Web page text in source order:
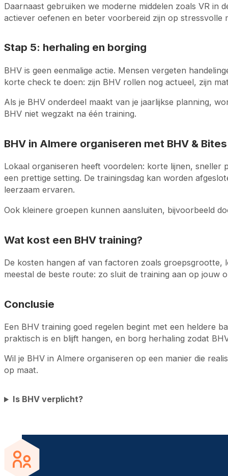
Daarnaast gebruiken we moderne middelen zoals VR in
actiever oefenen en beter voorbereid zijn op stressvolle
Stap 5: herhaling en borging
BHV is geen eenmalige actie. Mensen vergeten
korte check te doen: zijn BHV rollen nog actueel, zijn
Als je BHV onderdeel maakt van je jaarlijkse planning,
BHV niet wegzakt na één training.
BHV in Almere organiseren met BHV & Bites
Lokaal organiseren heeft voordelen: korte lijnen, sneller
een prettige setting. De trainingsdag kan worden
leerzaam ervaren.
Ook kleinere groepen kunnen aansluiten, bijvoorbeeld
Wat kost een BHV training?
De kosten hangen af van factoren zoals groepsgrootte,
meestal de beste route: zo sluit de training aan op jouw
Conclusie
Een BHV training goed regelen begint met een heldere
praktisch is en blijft hangen, en borg herhaling zodat
Wil je BHV in Almere organiseren op een manier die
op maat.
Is BHV verplicht?